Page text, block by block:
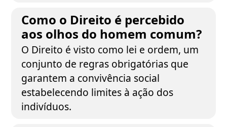
Como o Direito é percebido
aos olhos do homem comum?
O Direito é visto como lei e ordem, um
conjunto de regras obrigatórias que
garantem a convivência social
estabelecendo limites à ação dos
indivíduos.